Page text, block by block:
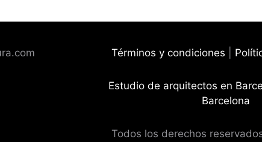
Términos y condiciones
Estudio de arquitectos en
Barcelona
Todos los derechos